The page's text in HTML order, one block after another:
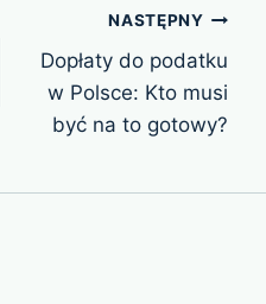
NASTĘPNY
Dopłaty do podatku
w Polsce: Kto musi
być na to gotowy?